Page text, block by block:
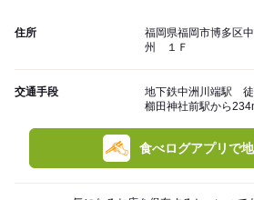
住所
福岡県福岡市博多区
州 １Ｆ
交通手段
地下鉄中洲川端駅
櫛田神社前駅から
食べログアプリで